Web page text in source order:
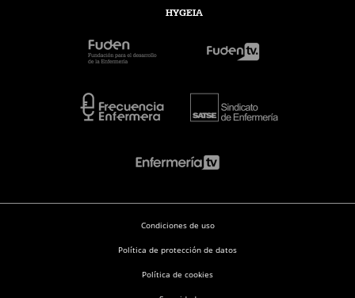
HYGEIA
Condiciones de uso
Política de protección de datos
Política de cookies